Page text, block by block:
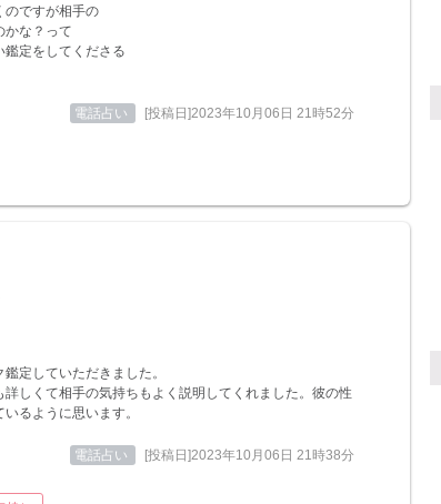
のですが相手の
かな？って
鑑定をしてくださる
電話占い [投稿日]2023年10月06日 21時52分
定していただきました。
詳しくて相手の気持ちもよく説明してくれました。彼の性
るように思います。
電話占い [投稿日]2023年10月06日 21時38分